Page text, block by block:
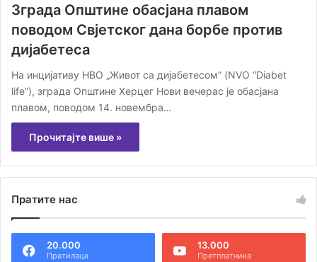
Зграда Општине обасјана плавом
поводом Свјетског дана борбе против
дијабетеса
На инцијативу НВО „Живот са дијабетесом” (NVO “Diabet
life”), зграда Општине Херцег Нови вечерас је обасјана
плавом, поводом 14. новембра…
Прочитајте више »
Пратите нас
20.000
Пратилаца
13.000
Претплатника